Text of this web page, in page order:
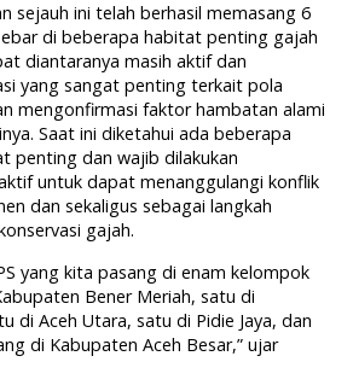
sejauh ini telah berhasil memasang 6
di beberapa habitat penting gajah
diantaranya masih aktif dan
yang sangat penting terkait pola
mengonfirmasi faktor hambatan alami
Saat ini diketahui ada beberapa
penting dan wajib dilakukan
untuk dapat menanggulangi konflik
dan sekaligus sebagai langkah
gajah.
yang kita pasang di enam kelompok
Bener Meriah, satu di
di Aceh Utara, satu di Pidie Jaya, dan
di Kabupaten Aceh Besar,” ujar